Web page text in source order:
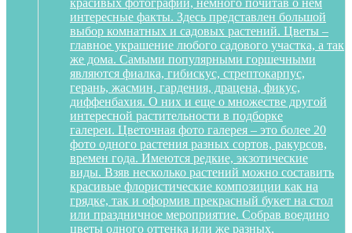
красивых фотографий, немного почитав о нем
интересные факты. Здесь представлен большой
выбор комнатных и садовых растений. Цветы –
главное украшение любого садового участка, а так
же дома. Самыми популярными горшечными
являются фиалка, гибискус, стрептокарпус,
герань, жасмин, гардения, драцена, фикус,
диффенбахия. О них и еще о множестве другой
интересной растительности в подборке
галереи. Цветочная фото галерея – это более 20
фото одного растения разных сортов, ракурсов,
времен года. Имеются редкие, экзотические
виды. Взяв несколько растений можно составить
красивые флористические композиции как на
грядке, так и оформив прекрасный букет на стол
или праздничное мероприятие. Собрав воедино
цветы одного оттенка или же разных,